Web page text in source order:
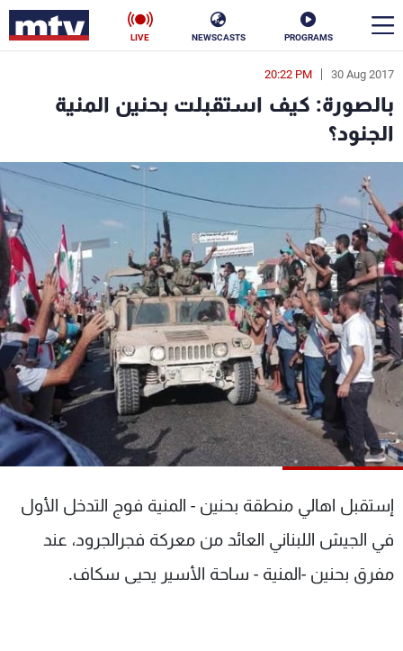
PROGRAMS
NEWSCASTS
LIVE
30 Aug 2017
20:22 PM
بالصورة: كيف استقبلت بحنين المنية
الجنود؟
إستقبل اهالي منطقة بحنين - المنية فوج التدخل الأول
في الجيش اللبناني العائد من معركة فجرالجرود، عند
مفرق بحنين -المنية - ساحة الأسير يحيى سكاف.
en
الأخبار
سياسة ناس
إقتصاد
منوعات رياضة
كأس العالم
البرامج
جدول البرامج
شاهد البرامج
الترددات
عن MTV
لاعلاناتكم
وظائف
شروط الإسـتخدام
سياسة الخصوصية